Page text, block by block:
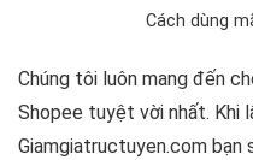
Cách dùng
Chúng tôi luôn mang đến
Shopee tuyệt vời nhất. Khi
Giamgiatructuyen.com bạn